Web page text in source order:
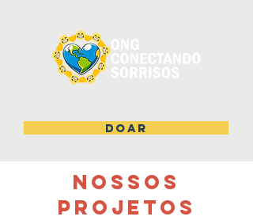
DOAR
NOSSOS
PROJETOS